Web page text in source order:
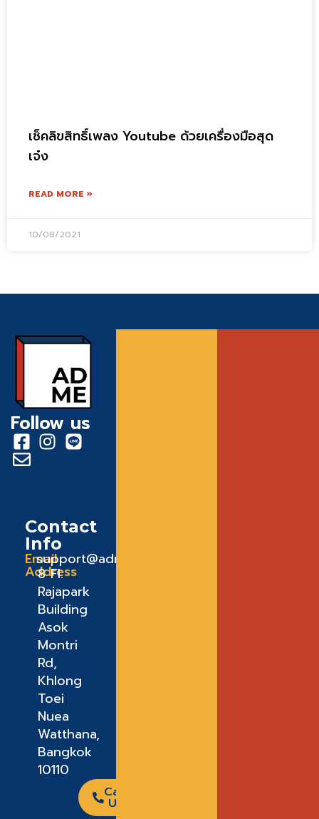
เช็คลิขสิทธิ์เพลง Youtube ด้วยเครื่องมือสุด
เจ๋ง
READ MORE »
10/08/2021
Follow us
Contact
Info
Email
support@admeadme.co
Address
8 FI.
Rajapark
Building
Asok
Montri
Rd,
Khlong
Toei
Nuea
Watthana,
Bangkok
10110
Call
Us